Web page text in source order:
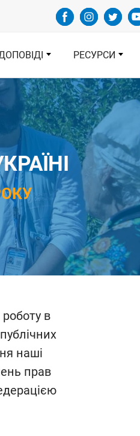
РЕСУРСИ
в
наші
прав